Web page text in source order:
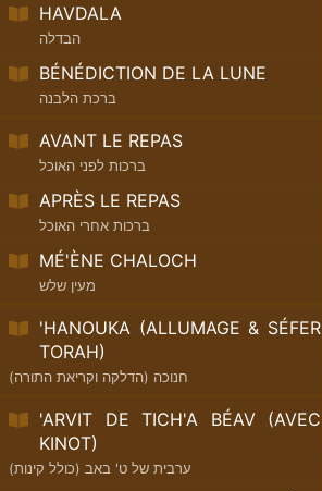
HAVDALA
הבדלה
BÉNÉDICTION DE LA LUNE
ברכת הלבנה
AVANT LE REPAS
ברכות לפני האוכל
APRÈS LE REPAS
ברכות אחרי האוכל
MÉ'ÈNE CHALOCH
מעין שלש
'HANOUKA (ALLUMAGE & SÉFER
TORAH)
חנוכה (הדלקה וקריאת התורה)
'ARVIT DE TICH'A BÉAV (AVEC
KINOT)
ערבית של ט' באב (כולל קינות)